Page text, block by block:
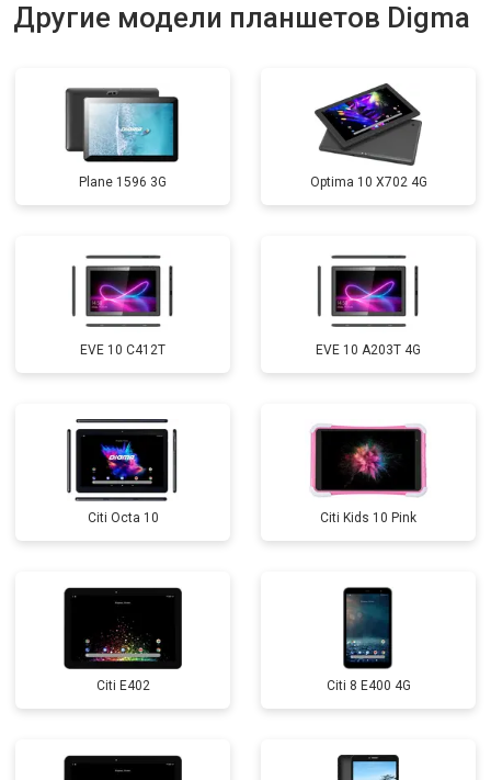
Другие модели планшетов Digma
Plane 1596 3G Optima 10 X702 4G
EVE 10 C412T EVE 10 A203T 4G
Citi Octa 10 Citi Kids 10 Pink
Citi E402 Citi 8 E400 4G